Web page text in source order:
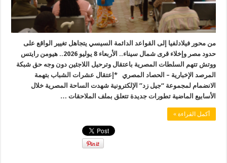
من محور فيلادلفيا إلى القواعد الدائمة السيسي يتجاهل تغيير الواقع على
حدود مصر وإخلاء قرى شمال سيناء.. الأربعاء 8 يوليو 2026.. هيومن رايتس
ووتش تتهم السلطات المصرية باعتقال وترحيل اللاجئين دون وجه حق شبكة
المرصد الإخبارية – الحصاد المصري *إعتقال عشرات الشباب بتهمة
الانضمام لمجموعة “جيل زد” الإلكترونية شهدت الساحة المصرية خلال
الأسابيع الماضية تطورات جديدة تتعلق بملف الملاحقات …
أكمل القراءة »